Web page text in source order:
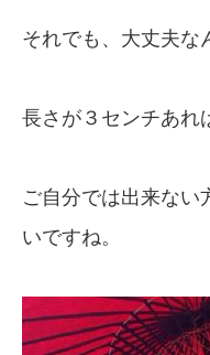
それでも、大丈夫な
長さが３センチあれ
ご自分では出来ない
いですね。